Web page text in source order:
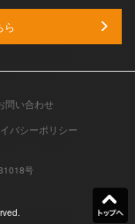
ら
問い合わせ
バシーポリシー
号